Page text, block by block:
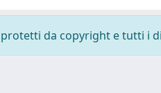
da copyright e tutti i